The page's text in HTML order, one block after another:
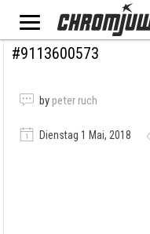
#9113600573
by peter ruch
Dienstag 1 Mai, 2018